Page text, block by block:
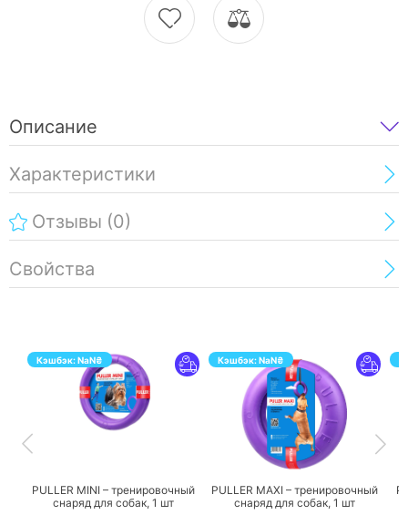
Описание
Характеристики
Отзывы (0)
Свойства
Кэшбэк:NaN₴
PULLER MINI – тренировочный
снаряд для собак, 1 шт
Кэшбэк:NaN₴
ПЕРЕЙТИ
PULLER MAXI – тренировочный
снаряд для собак, 1 шт